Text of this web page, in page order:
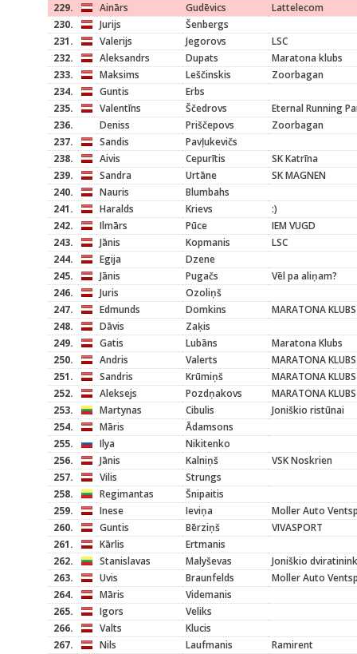
229.
Ainārs Gudēvics
Lattelecom
230.
Jurijs
Šenbergs
231.
Valerijs Jegorovs
LSC
232.
Aleksandrs Dupats
Maratona klubs
233.
Maksims Leščinskis
Zoorbagan
234.
Guntis
Erbs
235.
Valentīns Ščedrovs
Eternal Running
236.
Deniss Priščepovs
Zoorbagan
237.
Sandis
Pavļukevičs
238.
Aivis Cepurītis
SK Katrīna
239.
Sandra Urtāne
SK MAGNEN
240.
Nauris
Blumbahs
241.
Haralds Krievs
:)
242.
Ilmārs Pūce
IEM VUGD
243.
Jānis Kopmanis
LSC
244.
Egija
Dzene
245.
Jānis Pugačs
Vēl pa aliņam?
246.
Juris
Ozoliņš
247.
Edmunds Domkins
MARATONA KLUBS
248.
Dāvis
Zaķis
249.
Gatis Lubāns
Maratona Klubs
250.
Andris Valerts
MARATONA KLUBS
251.
Sandris Krūmiņš
MARATONA KLUBS
252.
Aleksejs Pozdņakovs
MARATONA KLUBS
253.
Martynas Cibulis
Joniškio ristūnai
254.
Māris
Ādamsons
255.
Ilya
Nikitenko
256.
Jānis Kalniņš
VSK Noskrien
257.
Vilis
Strungs
258.
Regimantas
Šnipaitis
259.
Inese Ieviņa
Moller Auto
260.
Guntis Bērziņš
VIVASPORT
261.
Kārlis
Ertmanis
262.
Stanislavas Malyševas
Joniškio
263.
Uvis Braunfelds
Moller Auto
264.
Māris
Videmanis
265.
Igors
Veliks
266.
Valts
Klucis
267.
Nils Laufmanis
Ramirent